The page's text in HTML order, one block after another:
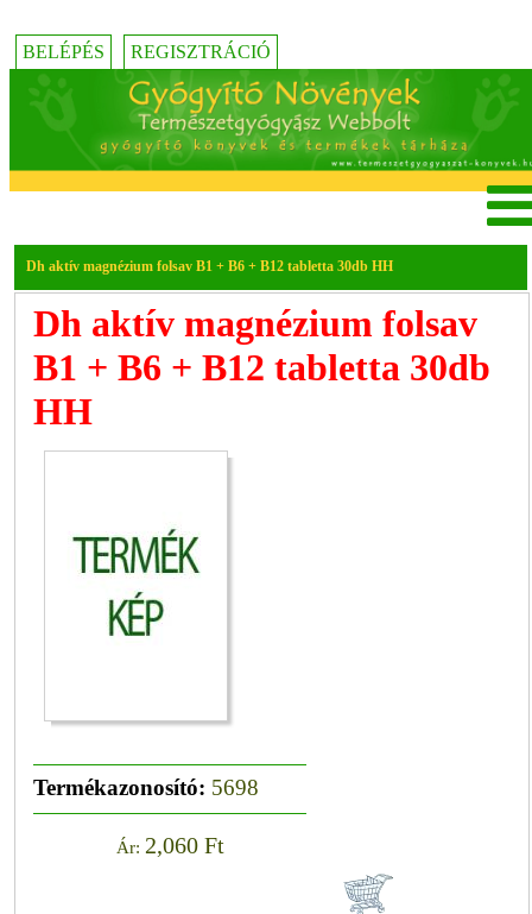
BELÉPÉS REGISZTRÁCIÓ
Dh aktív magnézium folsav B1 + B6 + B12 tabletta 30db HH
Dh aktív magnézium folsav
B1 + B6 + B12 tabletta 30db
HH
Termékazonosító: 5698
Ár: 2,060 Ft